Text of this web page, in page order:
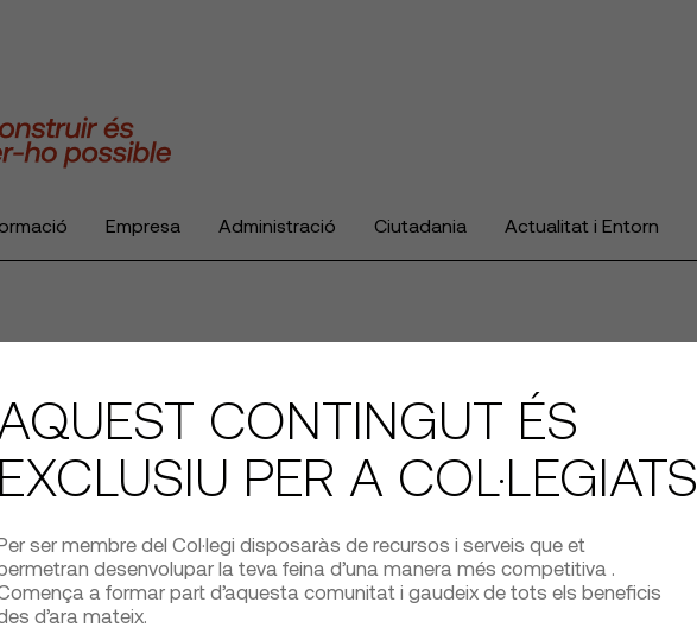
Empresa Administració Ciutadania Actualitat i Entorn
CONTINGUT ÉS
EXCLUSIU PER A COL·LEGIATS
ser membre del Col·legi disposaràs de recursos i serveis que et
desenvolupar la teva feina d’una manera més competitiva .
a formar part d’aquesta comunitat i gaudeix de tots els beneficis
d’ara mateix.